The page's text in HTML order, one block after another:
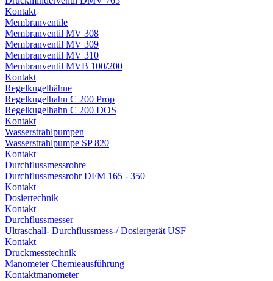
Kontakt
Membranventile
Membranventil MV 308
Membranventil MV 309
Membranventil MV 310
Membranventil MVB 100/200
Kontakt
Regelkugelhähne
Regelkugelhahn C 200 Prop
Regelkugelhahn C 200 DOS
Kontakt
Wasserstrahlpumpen
Wasserstrahlpumpe SP 820
Kontakt
Durchflussmessrohre
Durchflussmessrohr DFM 165 - 350
Kontakt
Dosiertechnik
Kontakt
Durchflussmesser
Ultraschall- Durchflussmess-/ Dosiergerät USF
Kontakt
Druckmesstechnik
Manometer Chemieausführung
Kontaktmanometer